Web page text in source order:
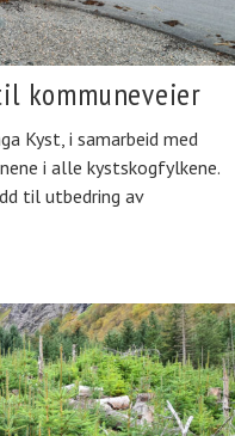
kommuneveier
Kyst, i samarbeid med
i alle kystskogfylkene.
til utbedring av